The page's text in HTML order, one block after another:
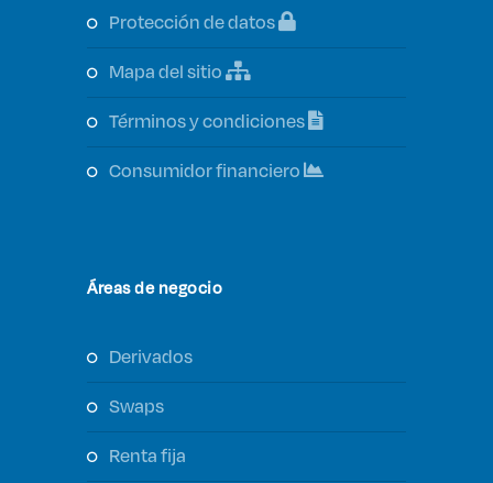
protección de datos
mapa del sitio
términos y condiciones
consumidor financiero
Áreas de negocio
derivados
swaps
renta fija